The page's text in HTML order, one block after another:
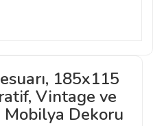
185x115
Vintage ve
Mobilya Dekoru